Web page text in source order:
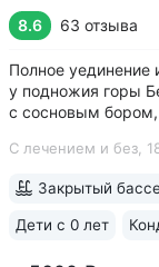
8.6 63 отзыва
Полное уединение
у подножия горы
с сосновым
Собственная сеть
С лечением и без,
Закрытый
Дети с 0 лет